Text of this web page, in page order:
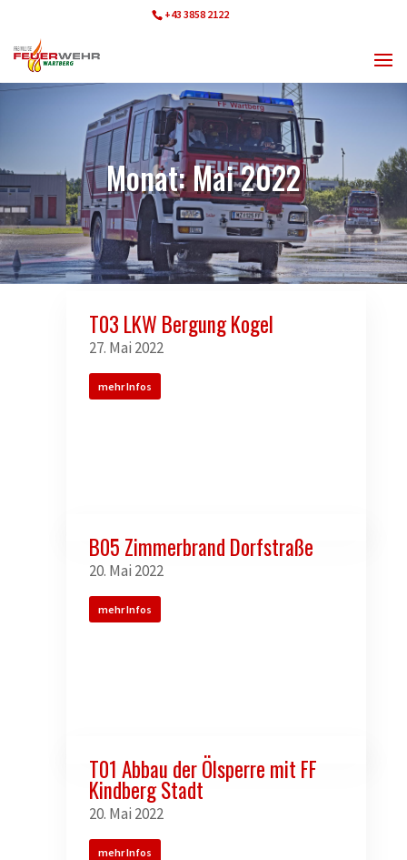
+43 3858 2122
Monat:Mai 2022
T03 LKW Bergung Kogel
27. Mai 2022
mehr Infos
B05 Zimmerbrand Dorfstraße
20. Mai 2022
mehr Infos
T01 Abbau der Ölsperre mit FF
Kindberg Stadt
20. Mai 2022
mehr Infos